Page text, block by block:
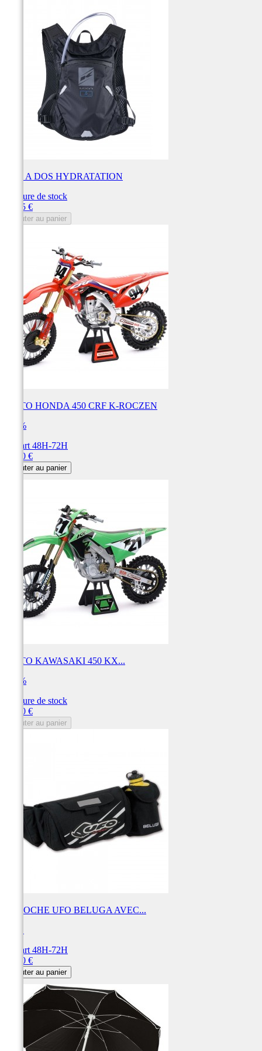
SAC A DOS HYDRATATION
Rupture de stock
59,95 €
Ajouter au panier
MOTO HONDA 450 CRF K-ROCZEN
100%
Départ 48H-72H
59,90 €
Ajouter au panier
MOTO KAWASAKI 450 KX...
100%
Rupture de stock
59,90 €
Ajouter au panier
SACOCHE UFO BELUGA AVEC...
Départ 48H-72H
58,50 €
Ajouter au panier